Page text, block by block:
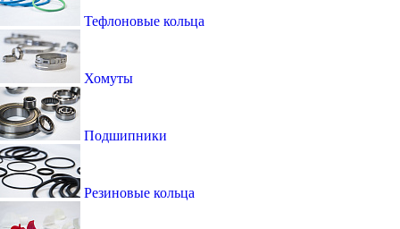
Тефлоновые кольца
Хомуты
Подшипники
Резиновые кольца